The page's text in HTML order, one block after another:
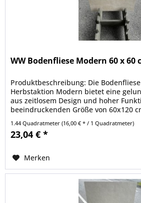
WW Bodenfliese Modern 60 x 60
Produktbeschreibung: Die
Herbstaktion Modern bietet eine
aus zeitlosem Design und hoher
beeindruckenden Größe von 60x120
1.44 Quadratmeter(16,00 € * / 1 Quadratmeter)
23,04 € *
Merken